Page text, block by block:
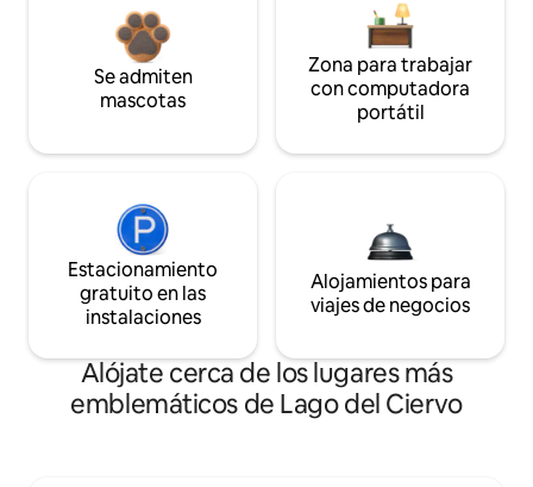
Se admiten
mascotas
Zona para trabajar
con computadora
portátil
Estacionamiento
gratuito en las
instalaciones
Alojamientos para
viajes de negocios
Alójate cerca de los lugares más
emblemáticos de Lago del Ciervo